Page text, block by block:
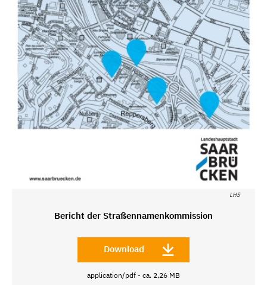
LHS
Bericht der Straßennamenkommission
Download
application/pdf - ca. 2,26 MB